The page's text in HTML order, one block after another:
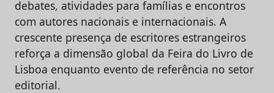
debates, atividades para famílias e encontros
com autores nacionais e internacionais. A
crescente presença de escritores estrangeiros
reforça a dimensão global da Feira do Livro de
Lisboa enquanto evento de referência no setor
editorial.